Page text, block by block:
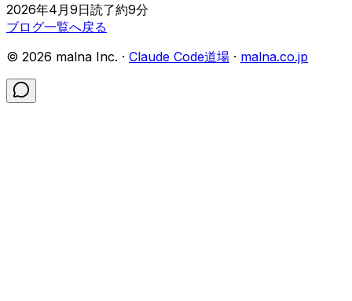
2026年4月9日読了約9分
ブログ一覧へ戻る
© 2026 malna Inc. · Claude Code道場 · malna.co.jp